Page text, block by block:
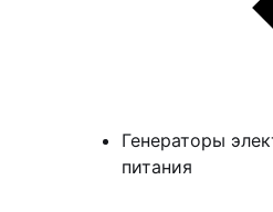
Генераторы
питания